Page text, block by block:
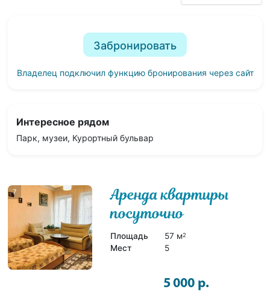
Забронировать
Владелец подключил функцию бронирования через сайт
Интересное рядом
Парк, музеи, Курортный бульвар
7
Аренда квартиры
посуточно
Площадь 57 м2
Мест 5
5 000 р.